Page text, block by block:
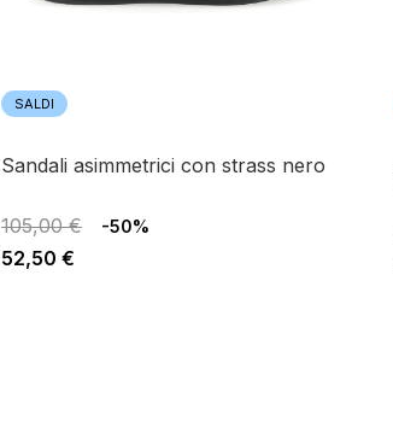
SALDI
sandali asimmetrici con strass nero
105,00 € -50%
52,50 €